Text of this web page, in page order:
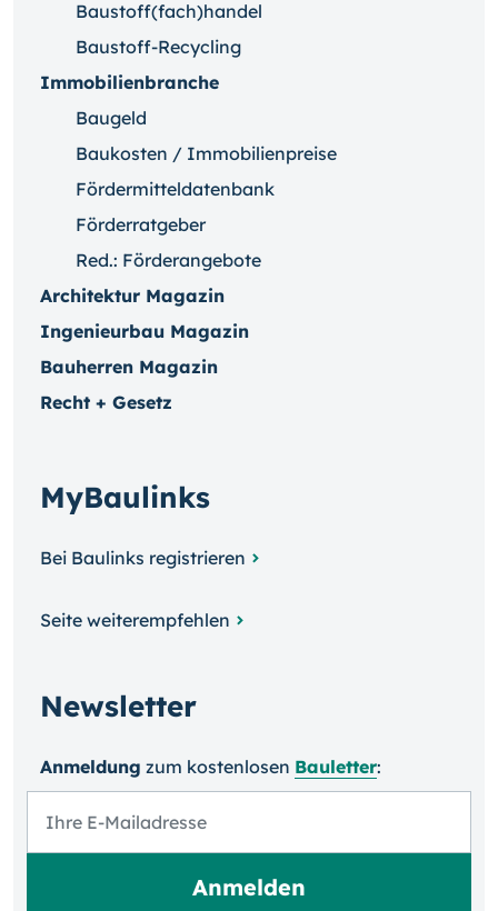
Baustoff(fach)handel
Baustoff-Recycling
Immobilienbranche
Baugeld
Baukosten / Immobilienpreise
Fördermitteldatenbank
Förderratgeber
Red.: Förderangebote
Architektur Magazin
Ingenieurbau Magazin
Bauherren Magazin
Recht + Gesetz
MyBaulinks
Bei Baulinks registrieren
Seite weiterempfehlen
Newsletter
Anmeldung zum kosten­losen Bauletter: